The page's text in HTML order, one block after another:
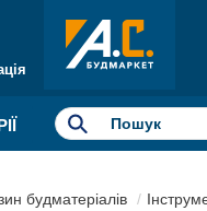
будматеріалів